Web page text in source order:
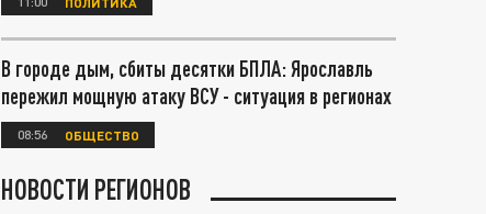
В городе дым, сбиты десятки БПЛА: Ярославль
пережил мощную атаку ВСУ - ситуация в регионах
08:56 ОБЩЕСТВО
НОВОСТИ РЕГИОНОВ